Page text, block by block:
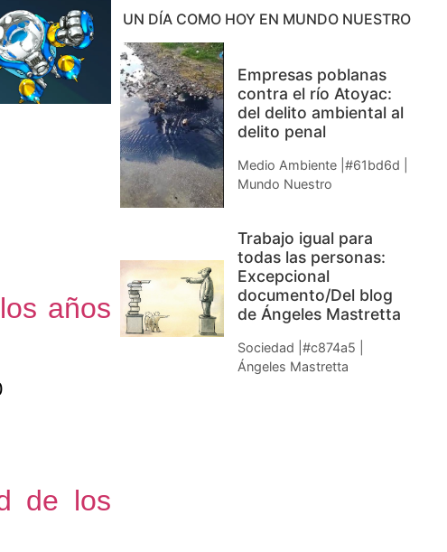
años
de los
UN DÍA COMO HOY EN MUNDO NUESTRO
Empresas poblanas
contra el río Atoyac:
del delito ambiental al
delito penal
Medio Ambiente |#61bd6d |
Mundo Nuestro
Trabajo igual para
todas las personas:
Excepcional
documento/Del blog
de Ángeles Mastretta
Sociedad |#c874a5 |
Ángeles Mastretta